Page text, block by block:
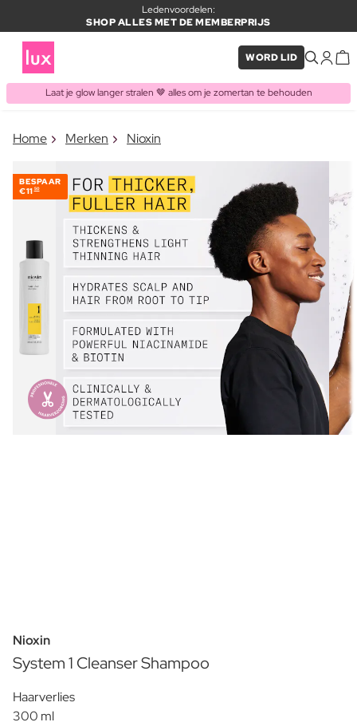
Ledenvoordelen:
SHOP ALLES MET DE MEMBERPRIJS
WORD LID
Laat je glow langer stralen 🤎 alles om je zomertan te behouden
ITEM TOEGEVOEGD AAN
Home Merken Nioxin
BESPAAR
€11 50
Nioxin
System 1 Cleanser Shampoo
Haarverlies
300 ml